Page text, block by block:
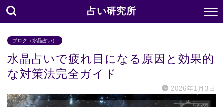
占い研究所
ブログ（水晶占い）
水晶占いで疲れ目になる原因と効果的
な対策法完全ガイド
2026年1月3日